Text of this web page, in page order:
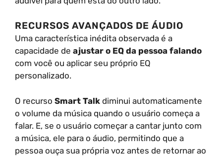
RECURSOS AVANÇADOS DE ÁUDIO
Uma característica inédita observada é a
capacidade de ajustar o EQ da pessoa falando
com você ou aplicar seu próprio EQ
personalizado.
O recurso Smart Talk diminui automaticamente
o volume da música quando o usuário começa a
falar. E, se o usuário começar a cantar junto com
a música, ele para o áudio, permitindo que a
pessoa ouça sua própria voz antes de retornar ao